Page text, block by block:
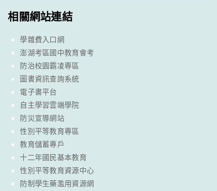
相關網站連結
學雜費入口網
澎湖考區國中教育會考
防治校園霸凌專區
圖書資訊查詢系統
電子書平台
自主學習雲端學院
防災宣導網站
性別平等教育專區
教育儲蓄專戶
十二年國民基本教育
性別平等教育資源中心
防制學生藥濫用資源網